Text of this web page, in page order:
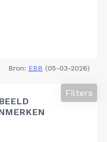
Bron: EBB (05-03-2026)
Filters